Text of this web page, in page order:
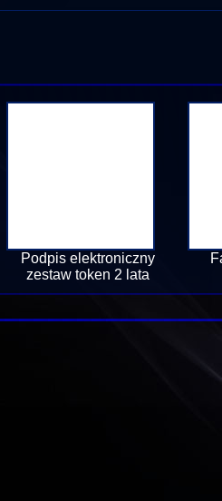
Podpis elektroniczny
zestaw token 2 lata